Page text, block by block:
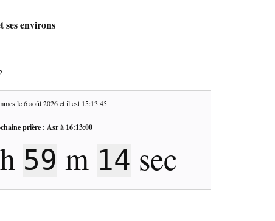
ses environs
le6 août 2026et il est 15:13:45.
prière : Asrà 16:13:00
h 59 m 14 sec